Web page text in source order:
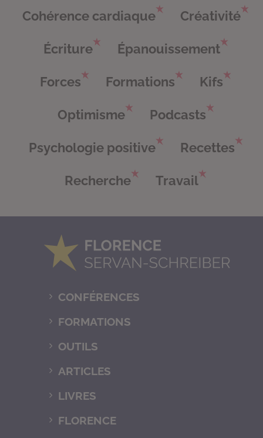
Cohérence cardiaque Créativité
Écriture Épanouissement
Forces Formations Kifs
Optimisme Podcasts
Psychologie positive Recettes
Recherche Travail
CONFÉRENCES
FORMATIONS
OUTILS
ARTICLES
LIVRES
FLORENCE